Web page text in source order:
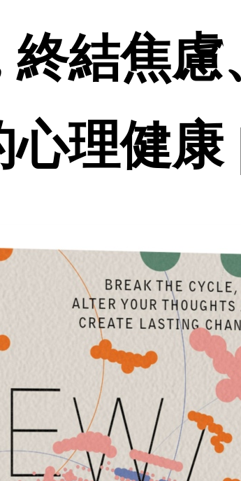
結焦慮
理健康